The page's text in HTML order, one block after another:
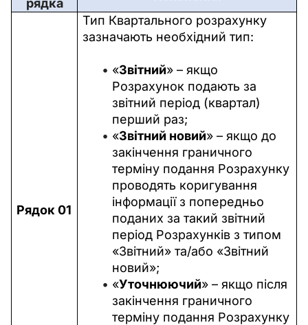
рядка
Рядок 01
Тип Квартального розрахунку
зазначають необхідний тип:
«Звітний» – якщо
Розрахунок подають за
звітний період (квартал)
перший раз;
«Звітний новий» – якщо до
закінчення граничного
терміну подання Розрахунку
проводять коригування
інформації з попередньо
поданих за такий звітний
період Розрахунків з типом
«Звітний» та/або «Звітний
новий»;
«Уточнюючий» – якщо після
закінчення граничного
терміну подання Розрахунку